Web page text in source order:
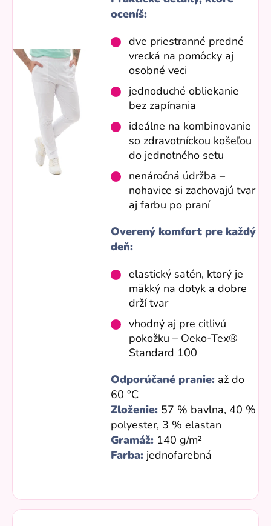
oceníš:
dve priestranné predné
vrecká na pomôcky aj
osobné veci
jednoduché obliekanie
bez zapínania
ideálne na kombinovanie
so zdravotníckou košeľou
do jednotného setu
nenáročná údržba –
nohavice si zachovajú tvar
aj farbu po praní
Overený komfort pre každý
deň:
elastický satén, ktorý je
mäkký na dotyk a dobre
drží tvar
vhodný aj pre citlivú
pokožku – Oeko-Tex®
Standard 100
Odporúčané pranie: až do
60 °C
Zloženie: 57 % bavlna, 40 %
polyester, 3 % elastan
Gramáž: 140 g/m²
Farba: jednofarebná